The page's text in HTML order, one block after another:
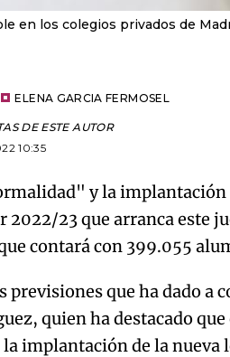
en los colegios privados de
ELENA GARCIA FERMOSEL
DE ESTE AUTOR
10:35
y la implantación
2022/23 que arranca este
contará con 399.055
previsiones que ha dado a
quien ha destacado
la implantación de la